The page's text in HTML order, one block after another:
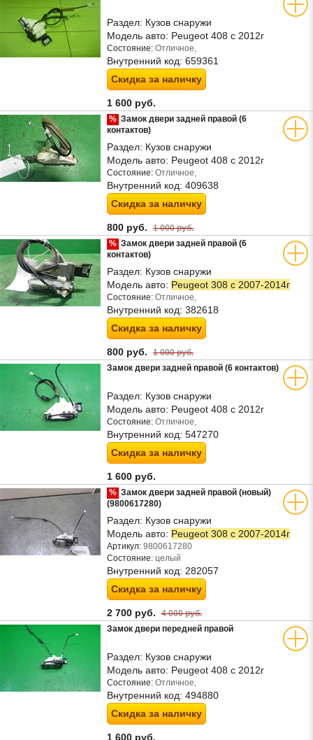
Раздел: Кузов снаружи
Модель авто: Peugeot 408 с 2012г
Состояние: Отличное,
Внутренний код: 659361
Скидка за наличку
1 600 руб.
% Замок двери задней правой (6
контактов)
Раздел: Кузов снаружи
Модель авто: Peugeot 408 с 2012г
Состояние: Отличное,
Внутренний код: 409638
Скидка за наличку
800 руб. 1 000 руб.
% Замок двери задней правой (6
контактов)
Раздел: Кузов снаружи
Модель авто: Peugeot 308 с 2007-2014г
Состояние: Отличное,
Внутренний код: 382618
Скидка за наличку
800 руб. 1 000 руб.
Замок двери задней правой (6 контактов)
Раздел: Кузов снаружи
Модель авто: Peugeot 408 с 2012г
Состояние: Отличное,
Внутренний код: 547270
Скидка за наличку
1 600 руб.
% Замок двери задней правой (новый)
(9800617280)
Раздел: Кузов снаружи
Модель авто: Peugeot 308 с 2007-2014г
Артикул: 9800617280
Состояние: целый
Внутренний код: 282057
Скидка за наличку
2 700 руб. 4 000 руб.
Замок двери передней правой
Раздел: Кузов снаружи
Модель авто: Peugeot 408 с 2012г
Состояние: Отличное,
Внутренний код: 494880
Скидка за наличку
1 600 руб.